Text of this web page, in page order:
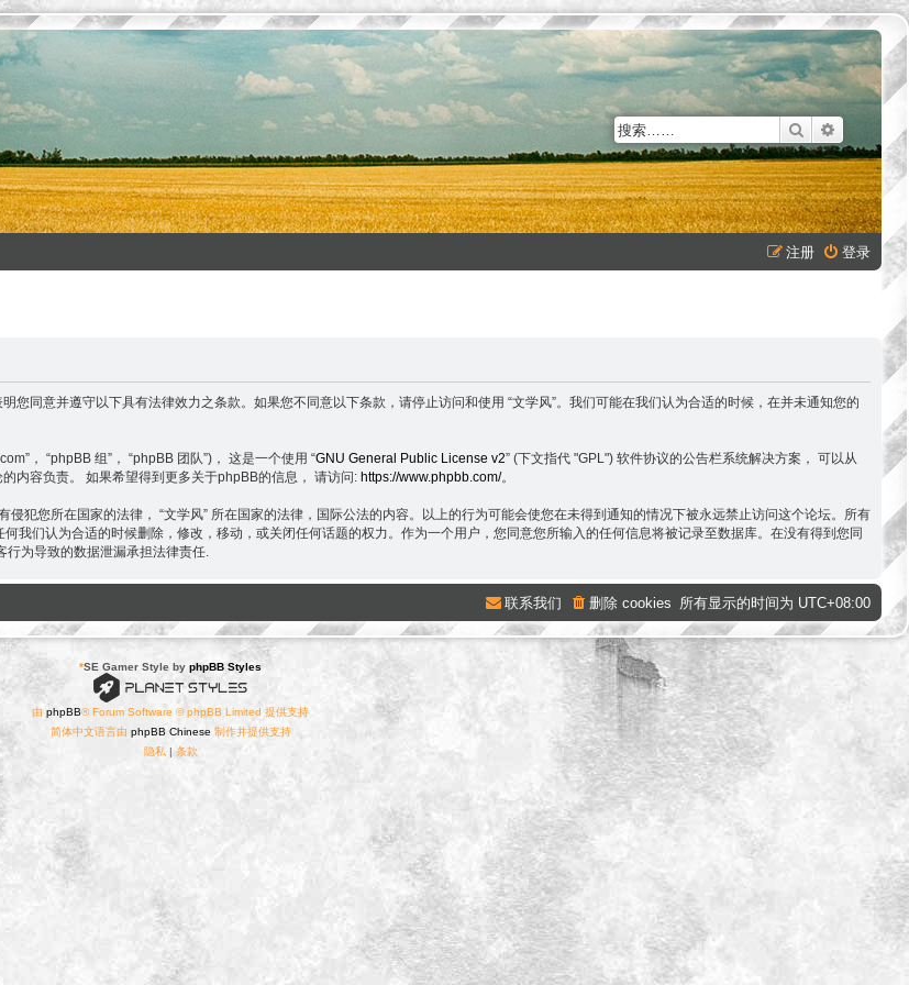
搜索
登录
注册
明您同意并遵守以下具有法律效力之条款。如果您不同意以下条款，请停止访问和使用 “文学风”。我们可能在我们认为合适的时候，在并未通知您的
， “phpBB 组”， “phpBB 团队”)， 这是一个使用 “GNU General Public License v2” (下文指代 "GPL") 软件协议的公告栏系统解决方案， 可以从
内容负责。 如果希望得到更多关于phpBB的信息， 请访问: https://www.phpbb.com/。
犯您所在国家的法律， “文学风” 所在国家的法律，国际公法的内容。以上的行为可能会使您在未得到通知的情况下被永远禁止访问这个论坛。所有
我们认为合适的时候删除，修改，移动，或关闭任何话题的权力。作为一个用户，您同意您所输入的任何信息将被记录至数据库。在没有得到您同
为导致的数据泄漏承担法律责任.
所有显示的时间为 UTC+08:00
删除 cookies
联系我们
*SE Gamer Style by phpBB Styles
由 phpBB® Forum Software © phpBB Limited 提供支持
简体中文语言由 phpBB Chinese制作并提供支持
隐私 | 条款